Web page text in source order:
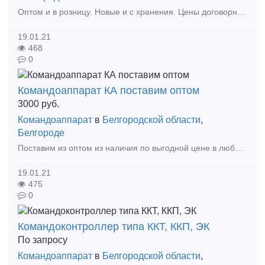
Оптом и в розницу. Новые и с хранения. Цены договорные. Большое кол-во на кладе. Командоаппарат КА 414 А-1 У2 Командоаппарат КА 414 А-2 У2 Командоаппарат КА 414 А-3 У2 Коман
19.01.21
468
0
Командоаппарат КА поставим оптом
3000 руб.
Командоаппарат в Белгородской области,
Белгороде
Поставим из оптом из наличия по выгодной цене в любой регион России. КА 414 А-1 У2 500В 16А – 13 шт. КА 414 А-1 У2 380В 16А – 4 шт. КА 414 А -2 500В 16А – 7 шт. КА-414 А-3 У2 500В
19.01.21
475
0
Командоконтроллер типа ККТ, ККП, ЭК
По запросу
Командоаппарат в Белгородской области,